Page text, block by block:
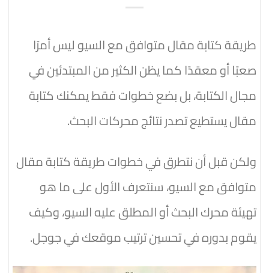
طريقة كتابة مقال متوافق مع السيو ليس أمرًا
صعبًا أو معقدًا كما يظن الكثير من المبتدئين في
مجال الكتابة، بل بضع خطوات فقط يمكنك كتابة
مقال يستطيع تصدر نتائج محركات البحث.
ولكن قبل أن نتطرق في خطوات طريقة كتابة مقال
متوافق مع السيو، سنتعرف الأول على ما هو
تهيئة محرك البحث أو المطلق عليه السيو، وكيف
يقوم بدوره في تحسين ترتيب موقعك في جوجل.